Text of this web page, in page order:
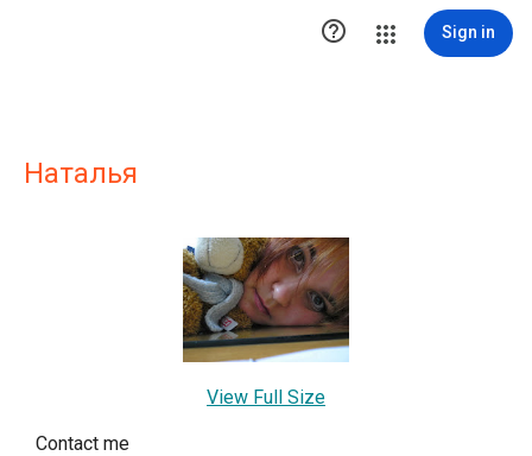
 Sign in
Наталья
View Full Size
Contact me